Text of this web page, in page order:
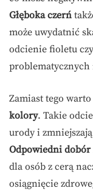
Głęboka czerń
może uwydatnić
odcienie fioletu
problematycznych
Zamiast tego
kolory. Takie
urody i
Odpowiedni dobór
dla osób z cerą
osiągnięcie